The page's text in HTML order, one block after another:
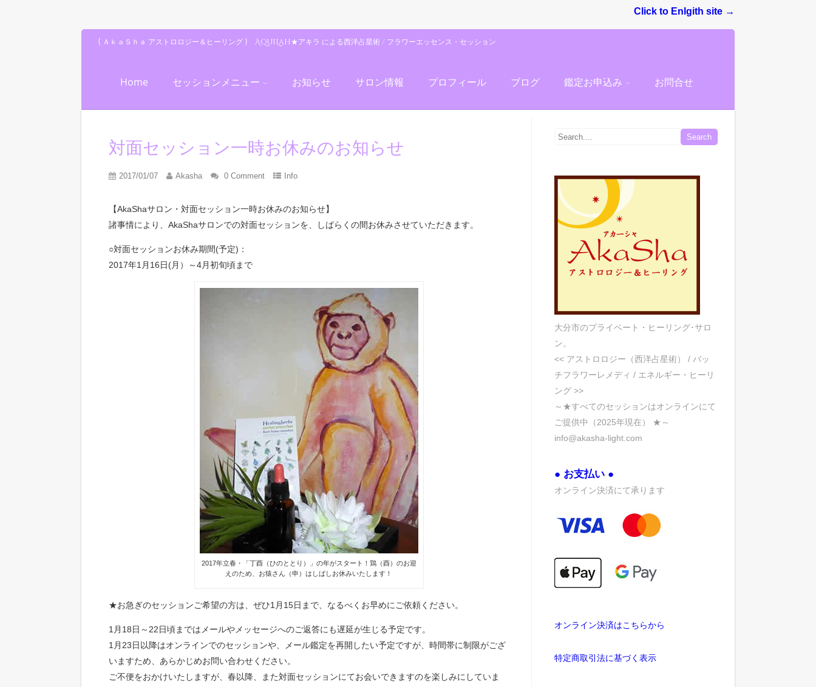
Click to Enlgith site →
{ ＡｋａＳｈａ アストロロジー＆ヒーリング } AquiLah★アキラ による西洋占星術 / フラワーエッセンス・セッション
Home セッションメニュー お知らせ サロン情報 プロフィール ブログ 鑑定お申込み お問合せ
対面セッション一時お休みのお知らせ
2017/01/07 Akasha 0 Comment Info
【AkaShaサロン・対面セッション一時お休みのお知らせ】
諸事情により、AkaShaサロンでの対面セッションを、しばらくの間お休みさせていただきます。
○対面セッションお休み期間(予定)：
2017年1月16日(月）～4月初旬頃まで
2017年立春・「丁酉（ひのととり）」の年がスタート！鶏（酉）のお迎
えのため、お猿さん（申）はしばしお休みいたします！
★お急ぎのセッションご希望の方は、ぜひ1月15日まで、なるべくお早めにご依頼ください。
1月18日～22日頃まではメールやメッセージへのご返答にも遅延が生じる予定です。
1月23日以降はオンラインでのセッションや、メール鑑定を再開したい予定ですが、時間帯に制限がござ
いますため、あらかじめお問い合わせください。
ご不便をおかけいたしますが、春以降、また対面セッションにてお会いできますのを楽しみにしていま
大分市のプライベート・ヒーリング･サロ
ン。
<< アストロロジー（西洋占星術） / バッ
チフラワーレメディ / エネルギー・ヒーリ
ング >>
～★すべてのセッションはオンラインにて
ご提供中（2025年現在） ★～
info@akasha-light.com
● お支払い ●
オンライン決済にて承ります
オンライン決済はこちらから
特定商取引法に基づく表示